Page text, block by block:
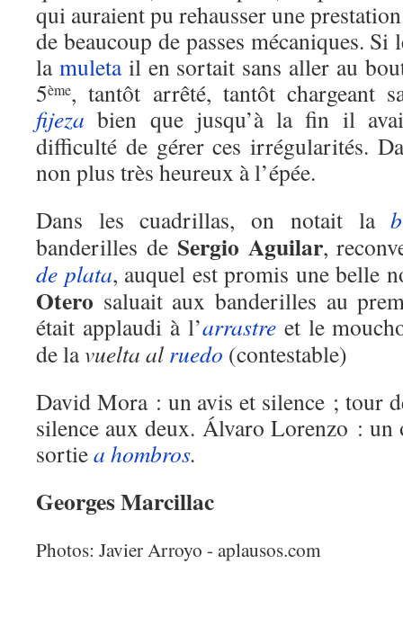
qui auraient pu rehausser une
de beaucoup de passes mécaniques. Si
la muletail en sortait sans aller au
5ème, tantôt arrêté, tantôt chargeant
fijeza bien que jusqu’à la fin il
difficulté de gérer ces irrégularités.
non plus très heureux à l’épée.
Dans les cuadrillas, on notait la
banderilles de Sergio Aguilar,
de plata, auquel est promis une belle
Otero saluait aux banderilles au
était applaudi à l’arrastreet le
de lavuelta al ruedo (contestable)
David Mora : un avis et silence ; tour
silence aux deux. Álvaro Lorenzo :
sortiea hombros.
Georges Marcillac
Photos: Javier Arroyo - aplausos.com